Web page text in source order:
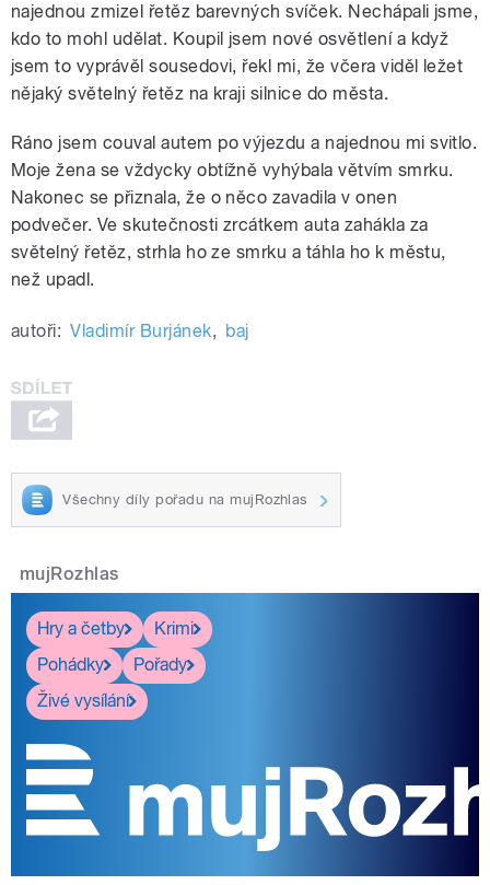
najednou zmizel řetěz barevných svíček. Nechápali jsme,
kdo to mohl udělat. Koupil jsem nové osvětlení a když
jsem to vyprávěl sousedovi, řekl mi, že včera viděl ležet
nějaký světelný řetěz na kraji silnice do města.
Ráno jsem couval autem po výjezdu a najednou mi svitlo.
Moje žena se vždycky obtížně vyhýbala větvím smrku.
Nakonec se přiznala, že o něco zavadila v onen
podvečer. Ve skutečnosti zrcátkem auta zahákla za
světelný řetěz, strhla ho ze smrku a táhla ho k městu,
než upadl.
autoři: Vladimír Burjánek, baj
Všechny díly pořadu na mujRozhlas
mujRozhlas
Hry a četby
Krimi
Pohádky
Pořady
Živé vysílání